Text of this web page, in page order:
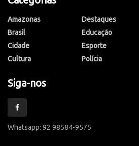
Amazonas
Brasil
Cidade
Cultura
Destaques
Educação
Esporte
Polícia
Siga-nos
Whatsapp: 92 98584-9575